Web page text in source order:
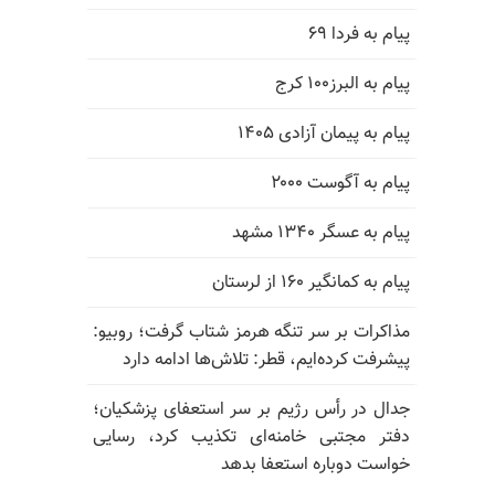
پیام به فردا ۶۹
پیام به البرز۱۰۰ کرج
پیام به پیمان آزادی ۱۴۰۵
پیام به آگوست ۲۰۰۰
پیام به عسگر ۱۳۴۰ مشهد
پیام به کمانگیر ۱۶۰ از لرستان
مذاکرات بر سر تنگه هرمز شتاب گرفت؛ روبیو:
پیشرفت کرده‌ایم، قطر: تلاش‌ها ادامه دارد
جدال در رأس رژیم بر سر استعفای پزشکیان؛
دفتر مجتبی خامنه‌ای تکذیب کرد، رسایی
خواست دوباره استعفا بدهد